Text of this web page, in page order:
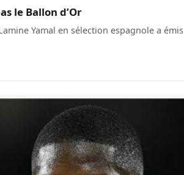
le Ballon d’Or
Yamal en sélection espagnole a émis